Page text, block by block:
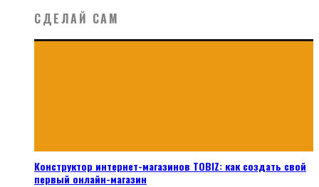
СДЕЛАЙ САМ
Конструктор интернет-магазинов TOBIZ: как создать свой
первый онлайн-магазин